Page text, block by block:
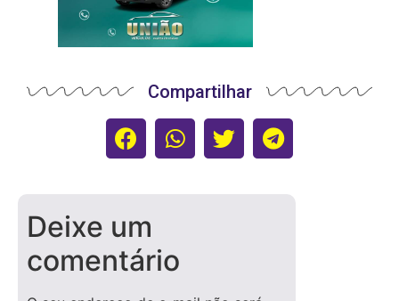
Compartilhar
Deixe um
comentário